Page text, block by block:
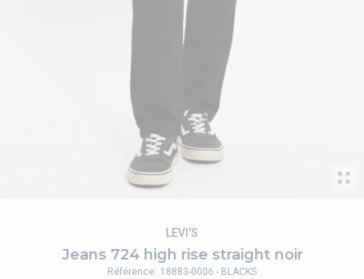
Jeans 724 high rise straight noir
LEVI'S
Référence: 18883-0006 - BLACKS